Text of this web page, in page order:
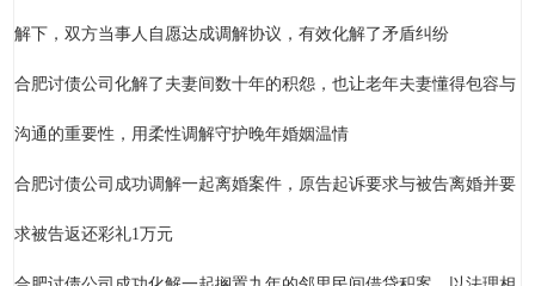
解下，双方当事人自愿达成调解协议，有效化解了矛盾纠纷
合肥讨债公司化解了夫妻间数十年的积怨，也让老年夫妻懂得包容与
沟通的重要性，用柔性调解守护晚年婚姻温情
合肥讨债公司成功调解一起离婚案件，原告起诉要求与被告离婚并要
求被告返还彩礼1万元